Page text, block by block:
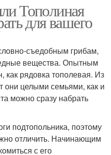
Тополиная
для вашего
съедобным грибам,
вещества. Опытным
как рядовка тополевая. Из
они целыми семьями, как и
можно сразу набрать
подтопольника, поэтому
отличить. Начинающим
с его